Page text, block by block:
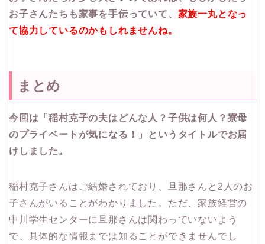
お子さんたちも家事を手伝っていて、 家族一丸となっ
て協力しているのかもしれませんね。
まとめ
今回は「稲村克子の夫はどんな人？子供は何人？寮母
のプライベートが気になる！」というタイトルでお届
けしました。
稲村克子さんはご結婚されており、旦那さんと2人のお
子さんがいることがわかりました。ただ、家族経営の
中川学生センターに旦那さんは関わっていないよう
で、具体的な情報までは知ることができませんでし